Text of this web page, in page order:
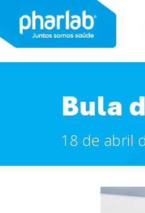
Bula
18 de abril